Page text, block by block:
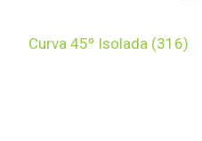
Curva 45º Isolada (316)